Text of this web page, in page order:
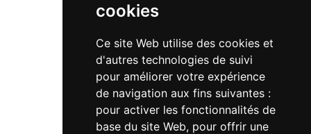
cookies
Ce site Web utilise des cookies et
d'autres technologies de suivi
pour améliorer votre expérience
de navigation aux fins suivantes :
pour activer les fonctionnalités de
base du site Web, pour offrir une